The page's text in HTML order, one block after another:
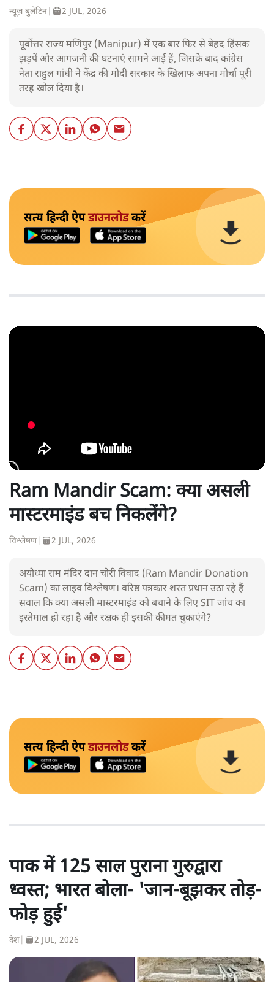
न्यूज़ बुलेटिन 2 JUL, 2026
पूर्वोत्तर राज्य मणिपुर (Manipur) में एक बार फिर से बेहद हिंसक
झड़पें और आगजनी की घटनाएं सामने आई हैं, जिसके बाद कांग्रेस
नेता राहुल गांधी ने केंद्र की मोदी सरकार के खिलाफ अपना मोर्चा पूरी
तरह खोल दिया है।
सत्य हिन्दी ऐपडाउनलोडकरें
Ram Mandir Scam: क्या असली
मास्टरमाइंड बच निकलेंगे?
विश्लेषण| 2 JUL, 2026
अयोध्या राम मंदिर दान चोरी विवाद (Ram Mandir Donation
Scam) का लाइव विश्लेषण। वरिष्ठ पत्रकार शरत प्रधान उठा रहे हैं
सवाल कि क्या असली मास्टरमाइंड को बचाने के लिए SIT जांच का
इस्तेमाल हो रहा है और रक्षक ही इसकी कीमत चुकाएंगे?
सत्य हिन्दी ऐपडाउनलोडकरें
पाक में 125 साल पुराना गुरुद्वारा
ध्वस्त; भारत बोला- 'जान-बूझकर तोड़-
फोड़ हुई'
देश 2 JUL, 2026